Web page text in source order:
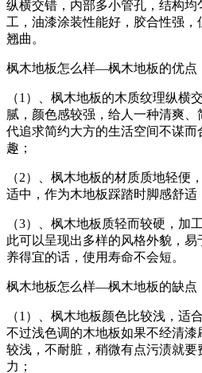
纵横交错，内部多小管孔，结构
工，油漆涂装性能好，胶合性强
翘曲。
枫木地板怎么样—枫木地板的优点
（1）、枫木地板的木质纹理纵横
腻，颜色感较强，给人一种清爽
代追求简约大方的生活空间不谋
趣；
（2）、枫木地板的材质质地轻便
适中，作为木地板踩踏时脚感舒适
（3）、枫木地板质轻而较硬，加
此可以呈现出多样的风格外貌，
养得宜的话，使用寿命不会短。
枫木地板怎么样—枫木地板的缺点
（1）、枫木地板颜色比较浅，适
不过浅色调的木地板如果不经清
较浅，不耐脏，稍微有点污渍就
力；